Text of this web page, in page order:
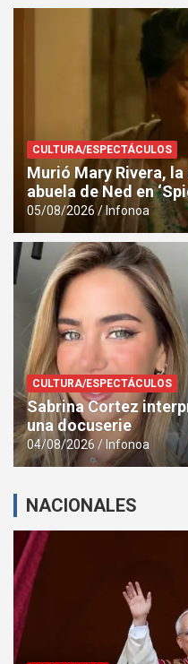
CULTURA/ESPECTÁCULOS
Murió Mary Rivera,
abuela de Ned en
05/08/2026 Infonoa
CULTURA/ESPECTÁCULOS
Sabrina Cortez
una docuserie
04/08/2026 Infonoa
NACIONALES